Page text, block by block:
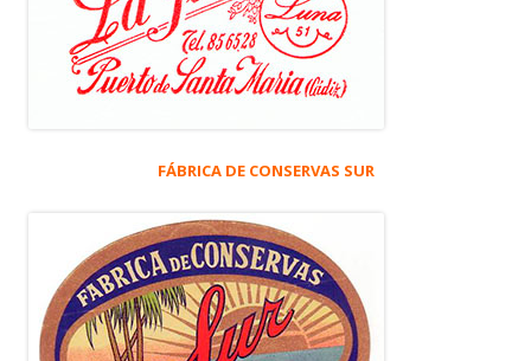
FÁBRICA DE CONSERVAS SUR